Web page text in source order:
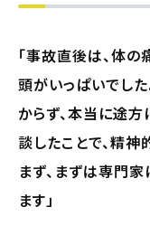
「事故直後は、体
頭がいっぱいでし
からず、本当に途
談したことで、精
まず、まずは専門
ます」